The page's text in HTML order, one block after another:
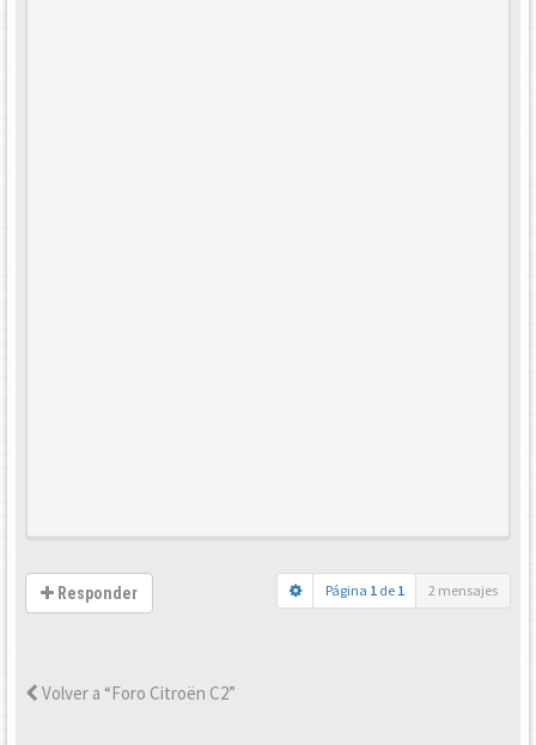
Responder Página 1 de 1 2 mensajes
Volver a “Foro Citroën C2”